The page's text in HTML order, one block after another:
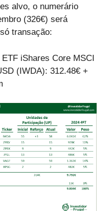
alvo, o numerário
(326€) será
transação:
iShares Core MSCI
(IWDA): 312.48€ +